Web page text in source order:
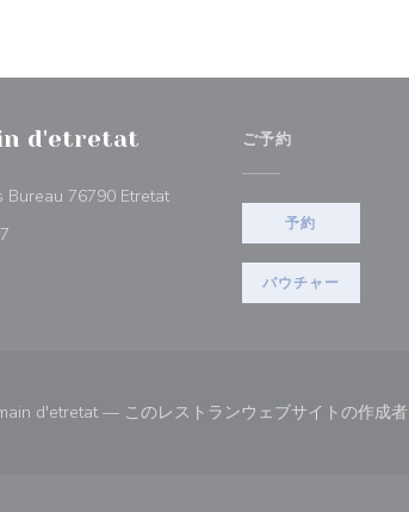
d'etretat
Bureau 76790 Etretat((新しいウィンドウで開きます))
ご予約
予約
バウチャー
d'etretat — このレストランウェブサイトの作成者